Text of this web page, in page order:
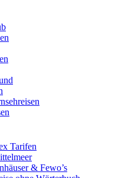
Tarifen
& Fewo’s